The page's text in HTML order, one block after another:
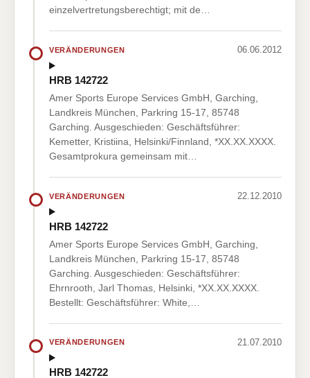
einzelvertretungsberechtigt; mit de…
VERÄNDERUNGEN 06.06.2012
HRB 142722
Amer Sports Europe Services GmbH, Garching,
Landkreis München, Parkring 15-17, 85748
Garching. Ausgeschieden: Geschäftsführer:
Kemetter, Kristiina, Helsinki/Finnland, *XX.XX.XXXX.
Gesamtprokura gemeinsam mit…
VERÄNDERUNGEN 22.12.2010
HRB 142722
Amer Sports Europe Services GmbH, Garching,
Landkreis München, Parkring 15-17, 85748
Garching. Ausgeschieden: Geschäftsführer:
Ehrnrooth, Jarl Thomas, Helsinki, *XX.XX.XXXX.
Bestellt: Geschäftsführer: White,…
VERÄNDERUNGEN 21.07.2010
HRB 142722